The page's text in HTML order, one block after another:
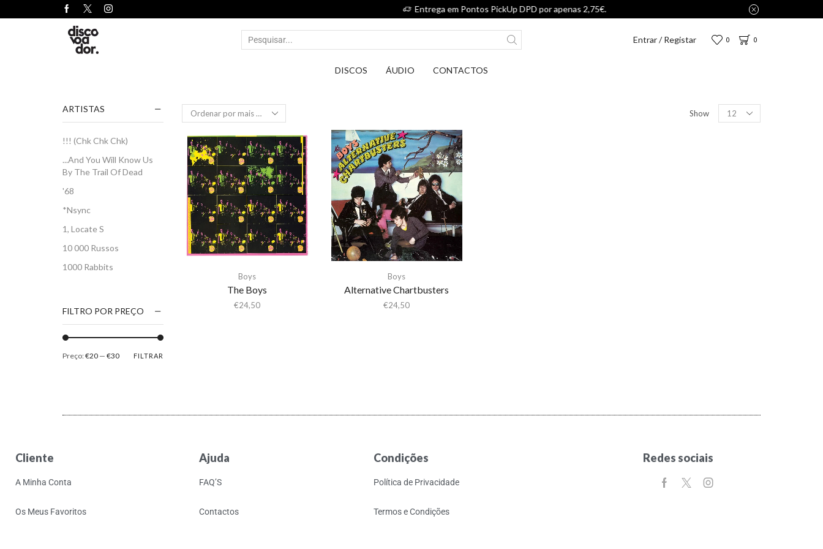
Entrega em Pontos PickUp DPD por apenas 2,75€.
Entrar / Registar 0 0
DISCOS ÁUDIO CONTACTOS
Show
Boys
The Boys
€24,50
Boys
Alternative Chartbusters
€24,50
ARTISTAS
!!! (Chk Chk Chk)
...And You Will Know Us
By The Trail Of Dead
'68
*Nsync
1, Locate S
10 000 Russos
1000 Rabbits
5 Seconds Of Summer
50 Foot Wave
65daysofstatic
81355
Strangers
FILTRO POR PREÇO
FILTRAR
Preço:€20 — €30
Cliente
A Minha Conta
Os Meus Favoritos
Ajuda
FAQ’S
Contactos
Condições
Política de Privacidade
Termos e Condições
Redes sociais